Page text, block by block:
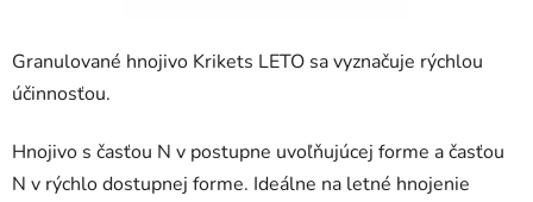
Granulované hnojivo Krikets LETO sa vyznačuje rýchlou
účinnosťou.
Hnojivo s časťou N v postupne uvoľňujúcej forme a časťou
N v rýchlo dostupnej forme. Ideálne na letné hnojenie